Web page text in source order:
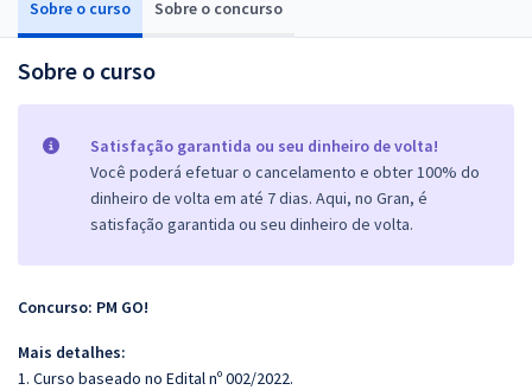
Sobre o curso Sobre o concurso
Sobre o curso
Satisfação garantida ou seu dinheiro de volta!
Você poderá efetuar o cancelamento e obter 100% do
dinheiro de volta em até 7 dias. Aqui, no Gran, é
satisfação garantida ou seu dinheiro de volta.
Concurso: PM GO!
Mais detalhes:
1. Curso baseado no Edital nº 002/2022.